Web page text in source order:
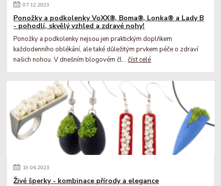
07.12.2023
Ponožky a podkolenky VoXX®, Boma®, Lonka® a Lady B
- pohodlí, skvělý vzhled a zdravé nohy!
Ponožky a podkolenky nejsou jen praktickým doplňkem
každodenního oblékání, ale také důležitým prvkem péče o zdraví
našich nohou. V dnešním blogovém čl...číst celé
19.06.2023
Živé šperky - kombinace přírody a elegance